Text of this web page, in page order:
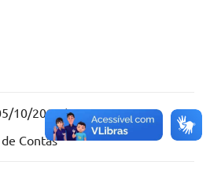
10/2022 às 13:51:03
Contas